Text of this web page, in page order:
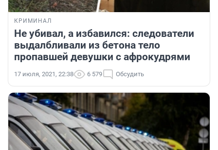
КРИМИНАЛ
Не убивал, а избавился: следователи
выдалбливали из бетона тело
пропавшей девушки с афрокудрями
17 июля, 2021, 22:38 6 579 Обсудить